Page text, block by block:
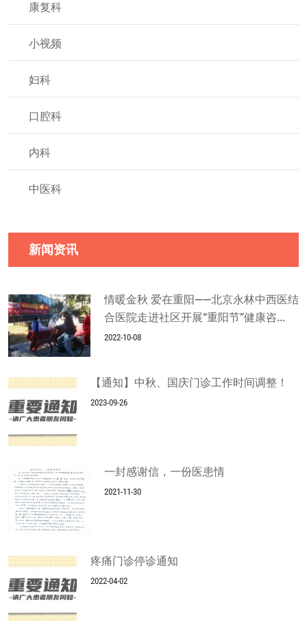
康复科
小视频
妇科
口腔科
内科
中医科
新闻资讯
情暖金秋 爱在重阳——北京永林中西医结
合医院走进社区开展“重阳节”健康咨...
2022-10-08
【通知】中秋、国庆门诊工作时间调整！
2023-09-26
一封感谢信，一份医患情
2021-11-30
疼痛门诊停诊通知
2022-04-02